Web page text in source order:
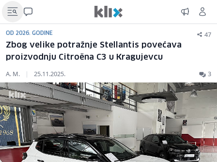
OD 2026. GODINE 47
Zbog velike potražnje Stellantis povećava
proizvodnju Citroëna C3 u Kragujevcu
A. M. | 25.11.2025. 3